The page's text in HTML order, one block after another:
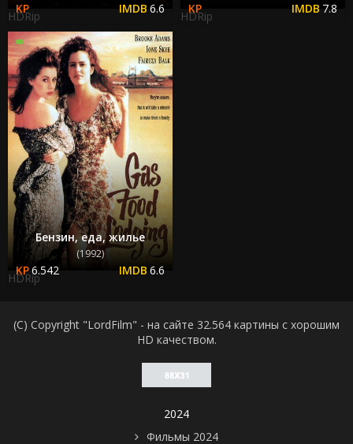
6.6
HDRip
7.8
HDRip
Бензин, еда, жилье
(1992)
6.542 6.6
HDRip
(C) Copyright "LordFilm" - на сайте 32.564 картины с хорошим
HD качеством.
2024
Фильмы 2024